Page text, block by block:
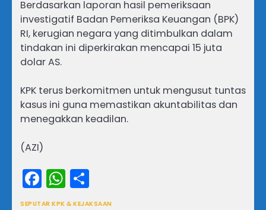
Berdasarkan laporan hasil pemeriksaan
investigatif Badan Pemeriksa Keuangan (BPK)
RI, kerugian negara yang ditimbulkan dalam
tindakan ini diperkirakan mencapai 15 juta
dolar AS.
KPK terus berkomitmen untuk mengusut tuntas
kasus ini guna memastikan akuntabilitas dan
menegakkan keadilan.
(AZI)
Facebook
WhatsApp
SEPUTAR KPK & KEJAKSAAN